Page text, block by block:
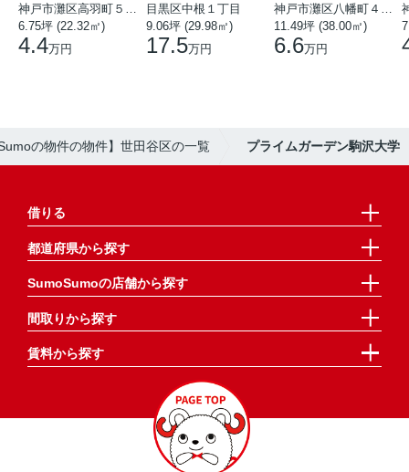
6.75坪 (22.32㎡)
4.4万円
目黒区中根１丁目
9.06坪 (29.98㎡)
17.5万円
11.49坪 (38.00㎡)
6.6万円
の物件の物件】世田谷区の一覧 プライムガーデン駒沢大学
借りる
都道府県から探す
SumoSumoの店舗から探す
間取りから探す
賃料から探す